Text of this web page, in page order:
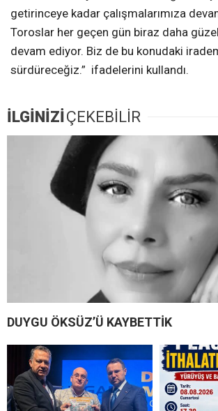
getirinceye kadar çalışmalarımıza
Toroslar her geçen gün biraz daha
devam ediyor. Biz de bu konudaki
sürdüreceğiz.” ifadelerini kullandı.
İLGİNİZİÇEKEBİLİR
DUYGU ÖKSÜZ’Ü KAYBETTİK